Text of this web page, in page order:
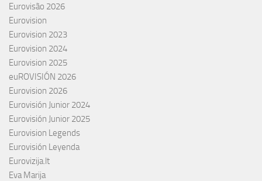
Eurovisão 2026
Eurovision
Eurovision 2023
Eurovision 2024
Eurovision 2025
euROVISIÓN 2026
Eurovision 2026
Eurovisión Junior 2024
Eurovisión Junior 2025
Eurovision Legends
Eurovisión Leyenda
Eurovizija.lt
Eva Marija